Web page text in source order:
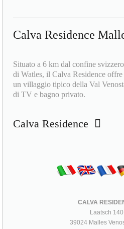
Calva Residence
Situato a 6 km dal confine
di Watles, il Calva Residence
un villaggio tipico della Val
di TV e bagno privato.
Calva Residence
CALVA
Laatsch 140
39024 Malles